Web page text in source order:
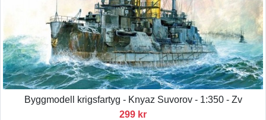
Byggmodell krigsfartyg - Knyaz Suvorov - 1:350 - Zv
299 kr